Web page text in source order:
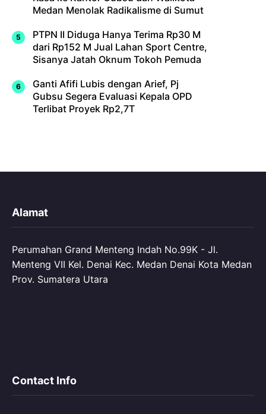
Medan Menolak Radikalisme di Sumut
PTPN II Diduga Hanya Terima Rp30 M
dari Rp152 M Jual Lahan Sport Centre,
Sisanya Jatah Oknum Tokoh Pemuda
Ganti Afifi Lubis dengan Arief, Pj
Gubsu Segera Evaluasi Kepala OPD
Terlibat Proyek Rp2,7T
Alamat
Perumahan Grand Menteng Indah No.99K - Jl.
Menteng VII Kel. Denai Kec. Medan Denai Kota Medan
Prov. Sumatera Utara
Contact Info